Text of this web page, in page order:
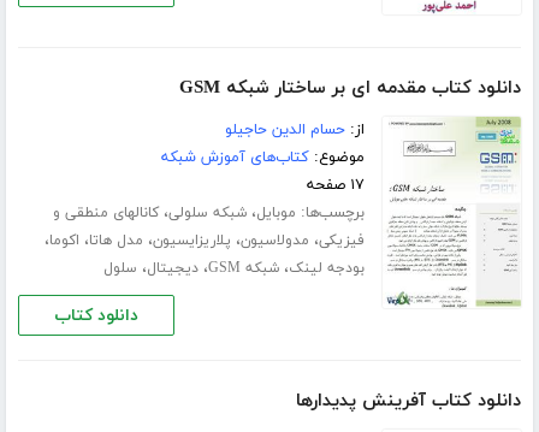
دانلود کتاب مقدمه ای بر ساختار شبکه GSM
از:حسام الدین حاجیلو
موضوع:کتاب‌های آموزش شبکه
۱۷ صفحه
برچسب‌ها: موبایل،شبکه سلولی،کانالهای منطقی و
فیزیکی، مدولاسیون، پلاریزایسیون، مدل هاتا، اکوما،
بودجه لینک،شبکه GSM ،دیجیتال، سلول
دانلود کتاب
دانلود کتاب آفرینش پدیدارها